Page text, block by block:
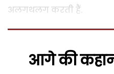
अलगथलग करती हैं.
आगे की